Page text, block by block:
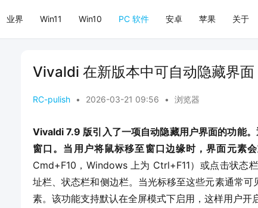
业界 Win11 Win10 PC 软件 安卓 苹果 关于
Vivaldi 在新版本中可自动隐藏界面
RC-pulish • 2026-03-21 09:56 • 浏览器
Vivaldi 7.9 版引入了一项自动隐藏用户界面的功能
窗口。当用户将鼠标移至窗口边缘时，界面元素会
Cmd+F10，Windows 上为 Ctrl+F11）或点击状态
址栏、状态栏和侧边栏。当光标移至这些元素通常
素。该功能支持默认在全屏模式下启用，这样用户开